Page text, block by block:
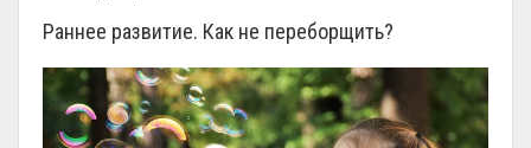
Раннее развитие. Как не переборщить?